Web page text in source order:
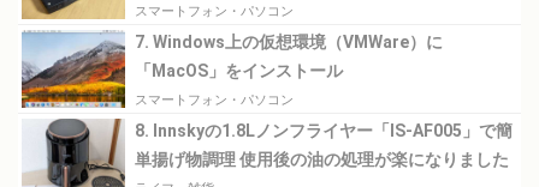
スマートフォン・パソコン
7. Windows上の仮想環境（VMWare）に
「MacOS」をインストール
スマートフォン・パソコン
8. Innskyの1.8Lノンフライヤー「IS-AF005」で簡
単揚げ物調理 使用後の油の処理が楽になりました